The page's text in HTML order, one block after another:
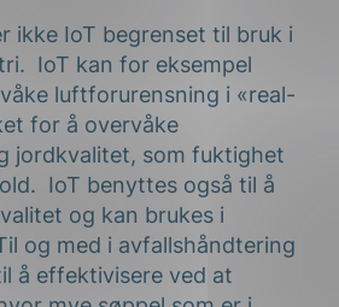
ikke IoT begrenset til bruk i
IoT kan for eksempel
luftforurensning i «real-
for å overvåke
jordkvalitet, som fuktighet
IoT benyttes også til å
og kan brukes i
og med i avfallshåndtering
å effektivisere ved at